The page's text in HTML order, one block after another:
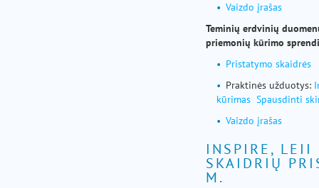
Vaizdo įrašas
Teminių erdvinių
priemonių kūrimo
Pristatymo skaidrės
Praktinės užduotys:
kūrimas Spausdinti
Vaizdo įrašas
INSPIRE, LEII
SKAIDRIŲ
M.